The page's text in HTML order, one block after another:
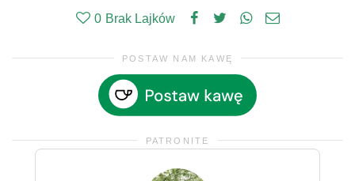
0 Brak Lajków
POSTAW NAM KAWĘ
PATRONITE